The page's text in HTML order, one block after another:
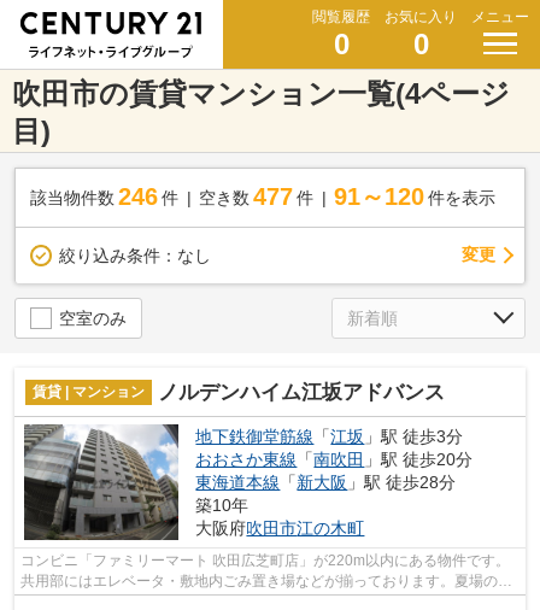
閲覧履歴
0
お気に入り
0
メニュー
吹田市の賃貸マンション一覧(4ページ
目)
該当物件数 246件 空き数 477 件 91～120 件を表示
絞り込み条件： なし 変更
空室のみ
賃貸 | マンション ノルデンハイム江坂アドバンス
地下鉄御堂筋線 「江坂 」駅 徒歩3分
おおさか東線 「南吹田 」駅 徒歩20分
東海道本線 「新大阪 」駅 徒歩28分
築10年
大阪府吹田市江の木町
コンビニ「ファミリーマート 吹田広芝町店」が220m以内にある物件です。
共用部にはエレベータ・敷地内ごみ置き場などが揃っております。夏場の電